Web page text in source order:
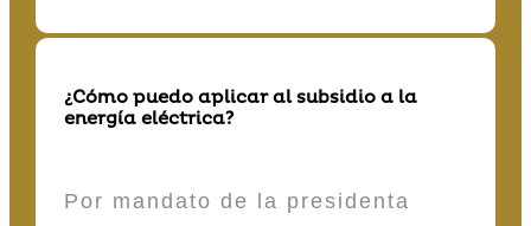
¿Cómo puedo aplicar al subsidio a la
energía eléctrica?
Por mandato de la presidenta